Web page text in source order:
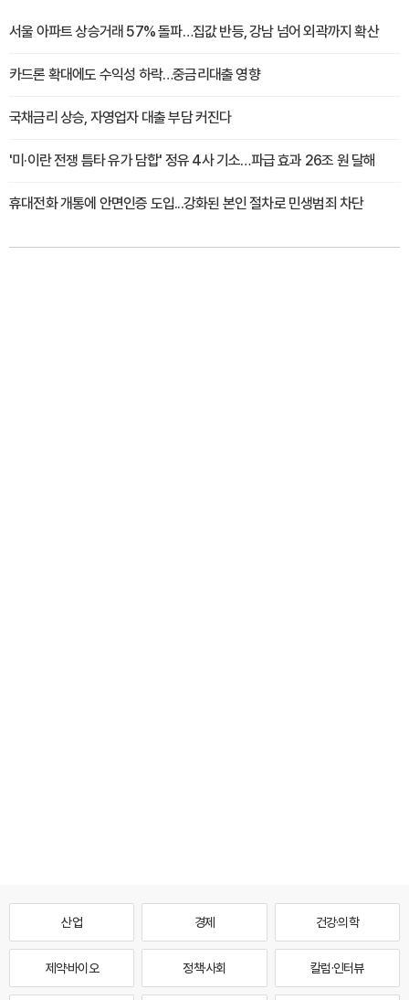
서울 아파트 상승거래 57% 돌파…집값 반등, 강남 넘어 외곽까지 확산
카드론 확대에도 수익성 하락…중금리대출 영향
국채금리 상승, 자영업자 대출 부담 커진다
'미·이란 전쟁 틈타 유가 담합' 정유 4사 기소…파급 효과 26조 원 달해
휴대전화 개통에 안면인증 도입...강화된 본인 절차로 민생범죄 차단
산업 경제 건강·의학
제약·바이오 정책·사회 칼럼·인터뷰